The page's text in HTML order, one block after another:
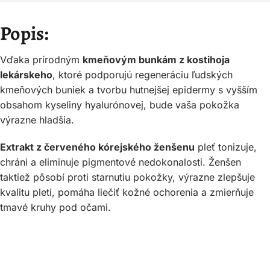
Popis:
Vďaka prírodným kmeňovým bunkám z kostihoja
lekárskeho, ktoré podporujú regeneráciu ľudských
kmeňových buniek a tvorbu hutnejšej epidermy s vyšším
obsahom kyseliny hyalurónovej, bude vaša pokožka
výrazne hladšia.
Extrakt z červeného kórejského ženšenu pleť tonizuje,
chráni a eliminuje pigmentové nedokonalosti. Ženšen
taktiež pôsobí proti starnutiu pokožky, výrazne zlepšuje
kvalitu pleti, pomáha liečiť kožné ochorenia a zmierňuje
tmavé kruhy pod očami.